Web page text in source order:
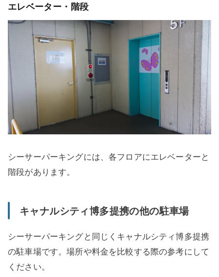
エレベーター・階段
シーサーパーキングには、各フロアにエレベーターと
階段があります。
キャナルシティ博多提携の他の駐車場
シーサーパーキングと同じくキャナルシティ博多提携
の駐車場です。場所や料金を比較する際の参考にして
ください。